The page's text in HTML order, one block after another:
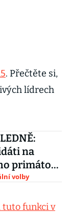
. Přečtěte si,
lídrech
na
primátora
města
volby
funkci v